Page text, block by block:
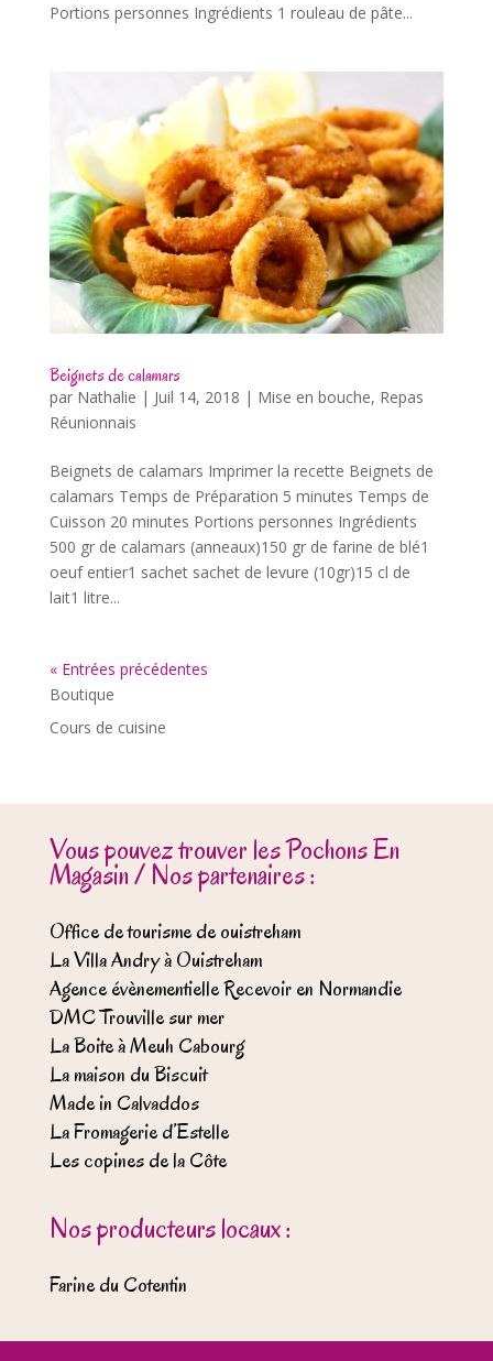
Portions personnes Ingrédients 1 rouleau de pâte...
Beignets de calamars
par Nathalie | Juil 14, 2018 | Mise en bouche, Repas
Réunionnais
Beignets de calamars Imprimer la recette Beignets de
calamars Temps de Préparation 5 minutes Temps de
Cuisson 20 minutes Portions personnes Ingrédients
500 gr de calamars (anneaux)150 gr de farine de blé1
oeuf entier1 sachet sachet de levure (10gr)15 cl de
lait1 litre...
« Entrées précédentes
Boutique
Cours de cuisine
Vous pouvez trouver les Pochons En
Magasin / Nos partenaires :
Office de tourisme de ouistreham
La Villa Andry à Ouistreham
Agence évènementielle Recevoir en Normandie
DMC Trouville sur mer
La Boite à Meuh Cabourg
La maison du Biscuit
Made in Calvaddos
La Fromagerie d’Estelle
Les copines de la Côte
Nos producteurs locaux :
Farine du Cotentin